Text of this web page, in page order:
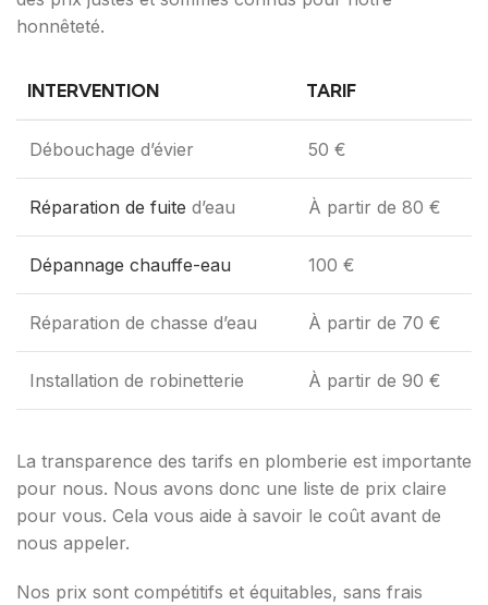
honnêteté.
INTERVENTION TARIF
Débouchage d’évier 50 €
Réparation de fuite d’eau À partir de 80 €
Dépannage chauffe-eau 100 €
Réparation de chasse d’eau À partir de 70 €
Installation de robinetterie À partir de 90 €
La transparence des tarifs en plomberie est importante
pour nous. Nous avons donc une liste de prix claire
pour vous. Cela vous aide à savoir le coût avant de
nous appeler.
Nos prix sont compétitifs et équitables, sans frais